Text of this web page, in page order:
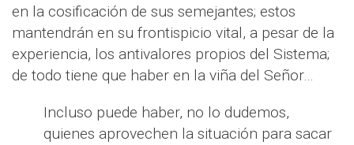
en la cosificación de sus semejantes; estos
mantendrán en su frontispicio vital, a pesar de la
experiencia, los antivalores propios del Sistema;
de todo tiene que haber en la viña del Señor…
Incluso puede haber, no lo dudemos,
quienes aprovechen la situación para sacar